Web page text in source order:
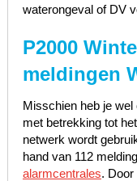
waterongeval of DV
P2000
meldingen
Misschien heb je
met betrekking tot
netwerk wordt
hand van 112
alarmcentrales.